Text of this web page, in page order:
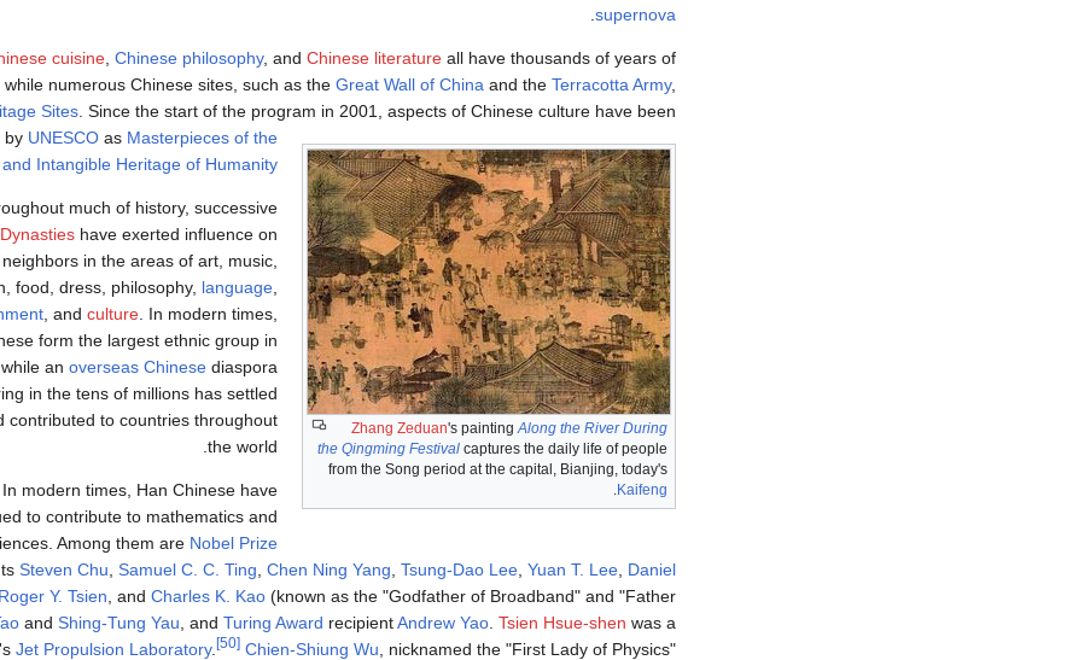
Zhang Zeduan's paintingAlong the River During
the Qingming Festival captures the daily life of people
from the Song period at the capital, Bianjing, today's
Kaifeng
.
supernova
cuisine Chinese philosophy, and Chinese literature all have thousands of years of
numerous Chinese sites, such as the Great Wall of China and the Terracotta Army,
Sites . Since the start of the program in 2001, aspects of Chinese culture have been
by UNESCO as Masterpieces of the
Intangible Heritage of Humanity
much of history, successive
have exerted influence on
in the areas of art, music,
food, dress, philosophy, language
, andculture . In modern times,
form the largest ethnic group in
anoverseas Chinese diaspora
in the tens of millions has settled
contributed to countries throughout
the world.
In modern times, Han Chinese have
to contribute to mathematics and
Among them are Nobel Prize
Steven Chu Samuel C. C. Ting Chen Ning Yang Tsung-Dao Lee Yuan T. Lee Daniel
Roger Y. Tsien , and Charles K. Kao (known as the "Godfather of Broadband" and "Father
and Shing-Tung Yau , and Turing Award recipientAndrew Yao Tsien Hsue-shen was a
's Jet Propulsion Laboratory. [50] Chien-Shiung Wu , nicknamed the "First Lady of Physics"